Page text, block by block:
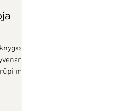
mūsų